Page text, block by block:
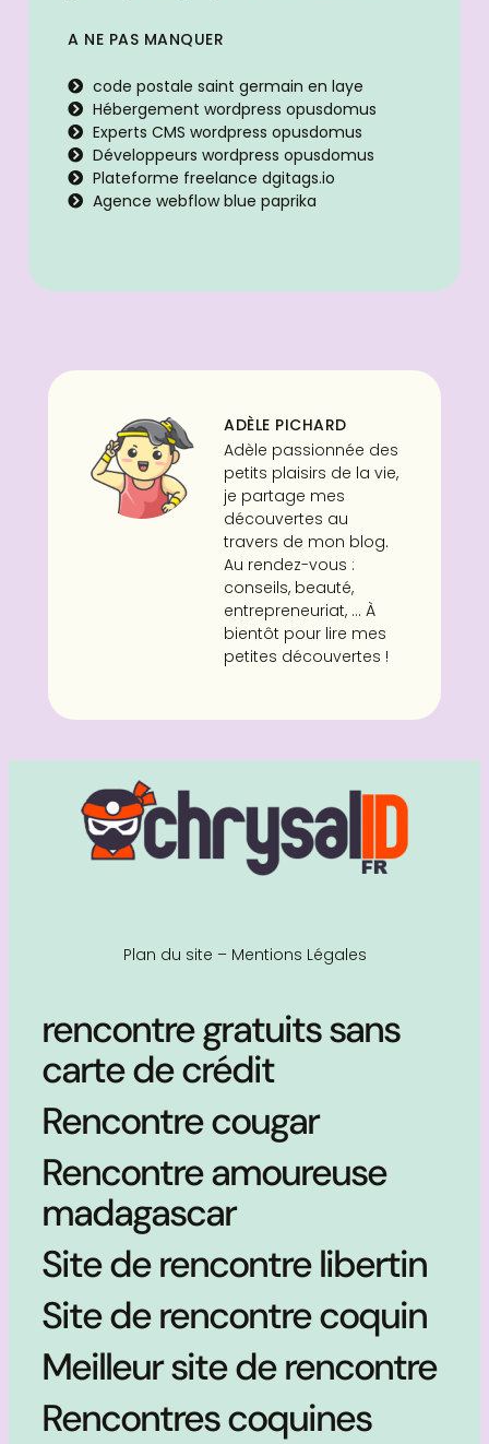
A NE PAS MANQUER
code postale saint germain en laye
Hébergement wordpress opusdomus
Experts CMS wordpress opusdomus
Développeurs wordpress opusdomus
Plateforme freelance dgitags.io
Agence webflow blue paprika
ADÈLE PICHARD
Adèle passionnée des
petits plaisirs de la vie,
je partage mes
découvertes au
travers de mon blog.
Au rendez-vous :
conseils, beauté,
entrepreneuriat, ... À
bientôt pour lire mes
petites découvertes !
Plan du site – Mentions Légales
rencontre gratuits sans
carte de crédit
Rencontre cougar
Rencontre amoureuse
madagascar
Site de rencontre libertin
Site de rencontre coquin
Meilleur site de rencontre
Rencontres coquines